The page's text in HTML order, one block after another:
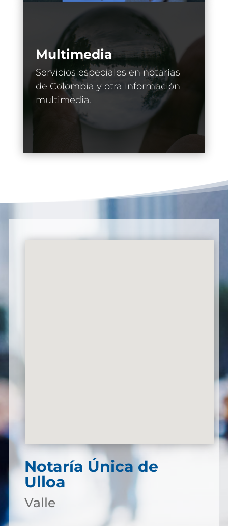
Multimedia
Servicios especiales en notarías
de Colombia y otra información
multimedia.
Notaría Única de
Ulloa
Valle